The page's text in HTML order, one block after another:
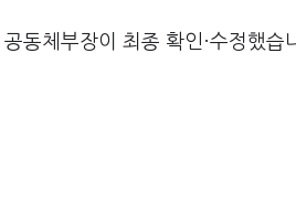
동체부장이 최종 확인·수정했습